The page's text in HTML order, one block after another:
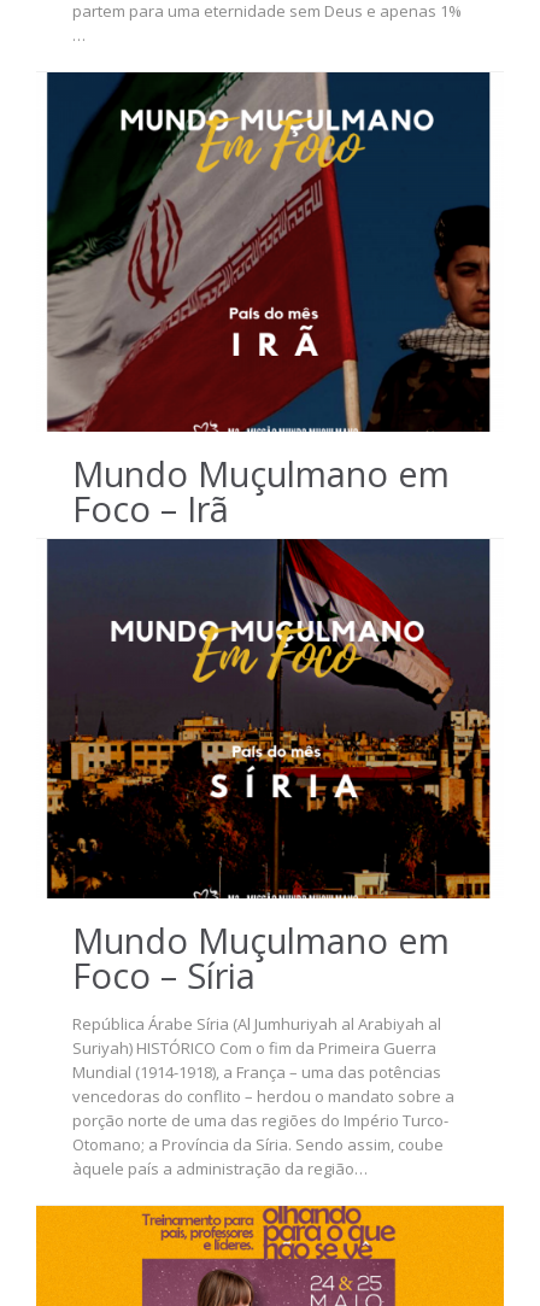
partem para uma eternidade sem Deus e apenas 1%
…
Mundo Muçulmano em
Foco – Irã
Mundo Muçulmano em
Foco – Síria
República Árabe Síria (Al Jumhuriyah al Arabiyah al
Suriyah) HISTÓRICO Com o fim da Primeira Guerra
Mundial (1914-1918), a França – uma das potências
vencedoras do conflito – herdou o mandato sobre a
porção norte de uma das regiões do Império Turco-
Otomano; a Província da Síria. Sendo assim, coube
àquele país a administração da região…